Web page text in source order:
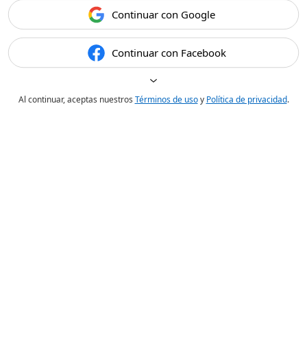
Continuar con Google
Continuar con Facebook
Al continuar, aceptas nuestros Términos de usoy Política de privacidad.